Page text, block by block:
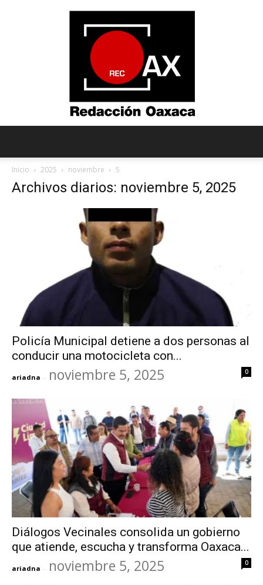
Inicio 2025 noviembre 5
Archivos diarios: noviembre 5, 2025
Policía Municipal detiene a dos personas al
conducir una motocicleta con...
ariadna - noviembre 5, 2025 0
Diálogos Vecinales consolida un gobierno
que atiende, escucha y transforma Oaxaca...
ariadna - noviembre 5, 2025 0